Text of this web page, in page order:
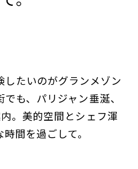
したいのがグランメゾン
も、パリジャン垂涎、
。美的空間とシェフ渾
間を過ごして。